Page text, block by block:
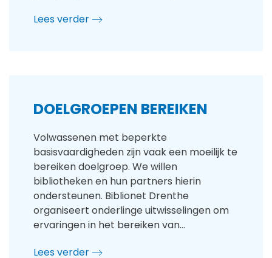
Lees verder
DOELGROEPEN BEREIKEN
Volwassenen met beperkte
basisvaardigheden zijn vaak een moeilijk te
bereiken doelgroep. We willen
bibliotheken en hun partners hierin
ondersteunen. Biblionet Drenthe
organiseert onderlinge uitwisselingen om
ervaringen in het bereiken van…
Lees verder